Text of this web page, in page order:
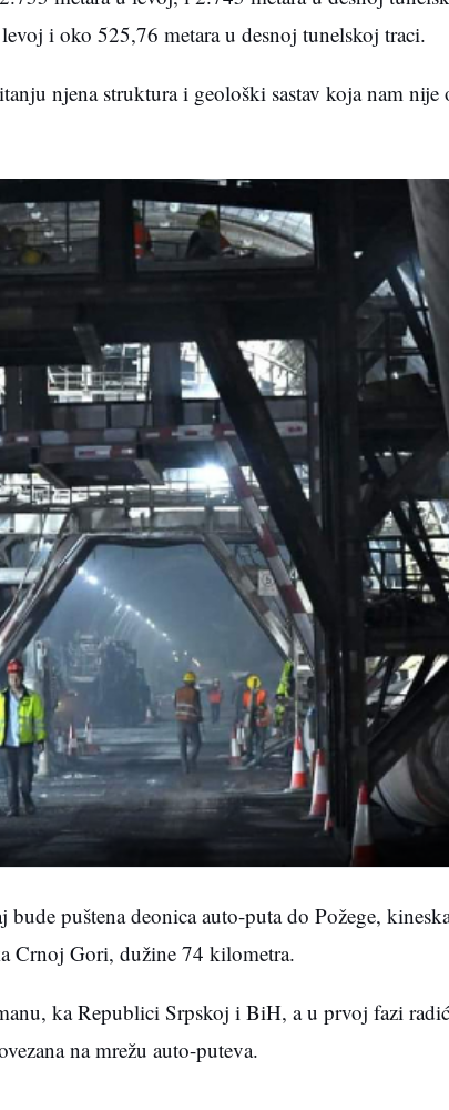
i oko 525,76 metara u desnoj tunelskoj traci.
njena struktura i geološki sastav koja nam
puštena deonica auto-puta do Požege,
Crnoj Gori, dužine 74 kilometra.
ka Republici Srpskoj i BiH, a u prvoj fazi
na mrežu auto-puteva.